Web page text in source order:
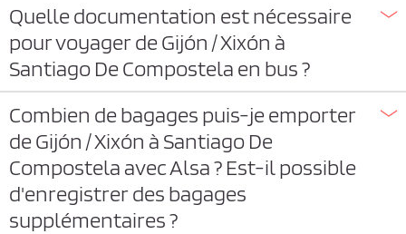
Quelle documentation est nécessaire
pour voyager de Gijón / Xixón à
Santiago De Compostela en bus ?
Combien de bagages puis-je emporter
de Gijón / Xixón à Santiago De
Compostela avec Alsa ? Est-il possible
d'enregistrer des bagages
supplémentaires ?